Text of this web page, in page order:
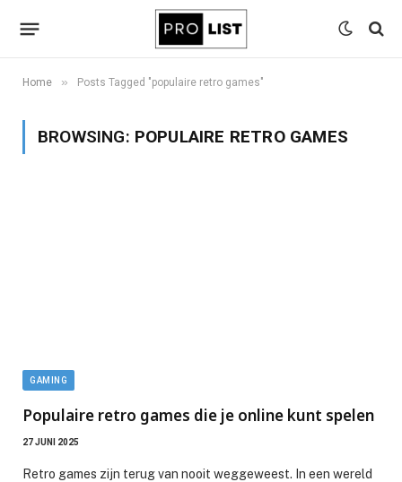
Home » Posts Tagged "populaire retro games"
BROWSING: POPULAIRE RETRO GAMES
GAMING
Populaire retro games die je online kunt spelen
27 JUNI 2025
Retro games zijn terug van nooit weggeweest. In een wereld